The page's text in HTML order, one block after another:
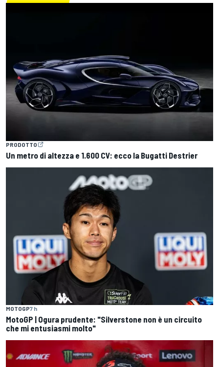
PRODOTTO
Un metro di altezza e 1.600 CV: ecco la Bugatti Destrier
MOTOGP7 h
MotoGP | Ogura prudente: "Silverstone non è un circuito
che mi entusiasmi molto"